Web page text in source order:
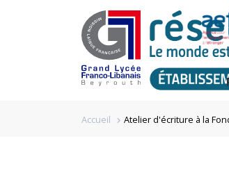
Accueil chevron_right Atelier d'écriture à la